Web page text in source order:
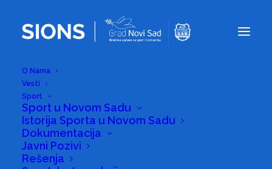
O Nama
Vesti
Sport
Sport u Novom Sadu
Istorija Sporta u Novom Sadu
Dokumentacija
Javni Pozivi
Rešenja